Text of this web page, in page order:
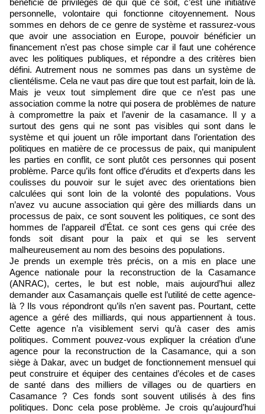
bénéficié de privilèges de qui que ce soit, c’est une initiative
personnelle, volontaire qui fonctionne citoyennement. Nous
sommes en dehors de ce genre de système et rassurez-vous
que avoir une association en Europe, pouvoir bénéficier un
financement n’est pas chose simple car il faut une cohérence
avec les politiques publiques, et répondre a des critères bien
défini. Autrement nous ne sommes pas dans un système de
clientélisme. Cela ne vaut pas dire que tout est parfait, loin de là.
Mais je veux tout simplement dire que ce n’est pas une
association comme la notre qui posera de problèmes de nature
à compromettre la paix et l’avenir de la casamance. Il y a
surtout des gens qui ne sont pas visibles qui sont dans le
système et qui jouent un rôle important dans l’orientation des
politiques en matière de ce processus de paix, qui manipulent
les parties en conflit, ce sont plutôt ces personnes qui posent
problème. Parce qu’ils font office d’érudits et d’experts dans les
coulisses du pouvoir sur le sujet avec des orientations bien
calculées qui sont loin de la volonté des populations. Vous
n’avez vu aucune association qui gère des milliards dans un
processus de paix, ce sont souvent les politiques, ce sont des
hommes de l’appareil d’État. ce sont ces gens qui crée des
fonds soit disant pour la paix et qui se les servent
malheureusement au nom des besoins des populations.
Je prends un exemple très précis, on a mis en place une
Agence nationale pour la reconstruction de la Casamance
(ANRAC), certes, le but est noble, mais aujourd’hui allez
demander aux Casamançais quelle est l’utilité de cette agence-
là ? Ils vous répondront qu’ils n’en savent pas. Pourtant, cette
agence a géré des milliards, qui nous appartiennent à tous.
Cette agence n’a visiblement servi qu’à caser des amis
politiques. Comment pouvez-vous expliquer la création d’une
agence pour la reconstruction de la Casamance, qui a son
siège à Dakar, avec un budget de fonctionnement mensuel qui
peut construire et équiper des centaines d’écoles et de cases
de santé dans des milliers de villages ou de quartiers en
Casamance ? Ces fonds sont souvent utilisés à des fins
politiques. Donc cela pose problème. Je crois qu’aujourd’hui